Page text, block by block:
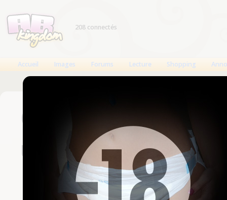
208 connectés
Accueil Images Forums Lecture Shopping
Connexion
Un compte est